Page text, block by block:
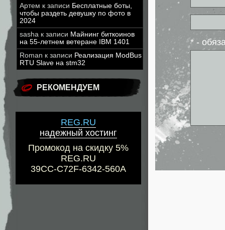
Артем к записи Бесплатные боты,
чтобы раздеть девушку по фото в
2024
sasha к записи Майнинг биткоинов
на 55-летнем ветеране IBM 1401
Roman к записи Реализация ModBus
RTU Slave на stm32
РЕКОМЕНДУЕМ
REG.RU
надежный хостинг
Промокод на скидку 5%
REG.RU
39CC-C72F-6342-560A
* -